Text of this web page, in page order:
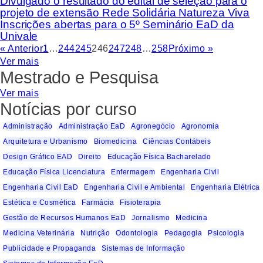
projeto de extensão Rede Solidária Natureza Viva
Inscrições abertas para o 5º Seminário EaD da
Univale
« Anterior1 …244245246247248…258Próximo »
Ver mais
Mestrado e Pesquisa
Ver mais
Notícias por curso
Administração Administração EaD Agronegócio
Agronomia
Arquitetura e Urbanismo
Biomedicina
Ciências Contábeis
Design Gráfico EAD
Direito
Educação Física Bacharelado
Educação Física Licenciatura
Enfermagem
Engenharia Civil
Engenharia Civil EaD
Engenharia Civil e Ambiental
Engenharia Elétrica
Estética e Cosmética
Farmácia
Fisioterapia
Gestão de Recursos Humanos EaD
Jornalismo
Medicina
Medicina Veterinária
Nutrição Odontologia Pedagogia
Psicologia
Publicidade e Propaganda
Sistemas de Informação